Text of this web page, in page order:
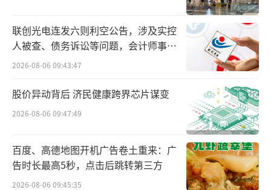
2024款理想L7、理想L8、理想L9全系降价
幅度在1.8万—2万元。其中，理想L7Pro售30.1
8万元，理想L7Max售32.98万元，理想L7Ultra
售35.98万元；理想L8Pro售32.18万元，理想L
8Max售34.99万元，理想L8Ultra售37.98万
元；理想L9Pro售价40.98万元，理想L9Ultra售
43.98万元。理想MEGA全新价格52.98万元，较
此前下降3万元。
联创光电连发六则利空公告，涉及实控
人被查、债务诉讼等问题，会计师事务
所曾出具“保留意见”
2026-08-06 09:43:47
股价异动背后 济民健康跨界芯片谋变
2026-08-06 09:47:49
百度、高德地图开机广告卷土重来：广
告时长最高5秒，点击后跳转第三方
2026-08-06 09:45:35